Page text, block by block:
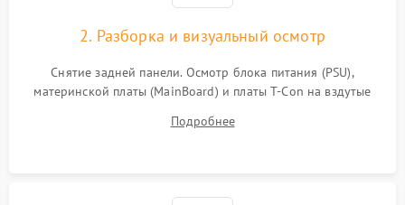
2. Разборка и визуальный осмотр
Снятие задней панели. Осмотр блока питания (PSU),
материнской платы (MainBoard) и платы T-Con на вздутые
Проверка надежности фиксации и целостности шлейфов.
Подробнее